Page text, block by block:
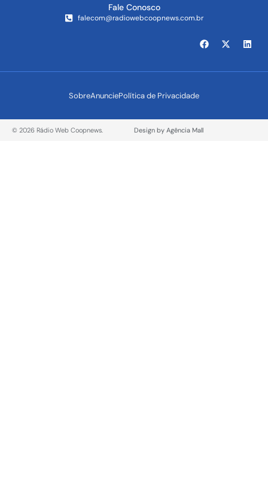
Fale Conosco
falecom@radiowebcoopnews.com.br
SobreAnunciePolítica de Privacidade
© 2026 Rádio Web Coopnews. Design by Agência Mall